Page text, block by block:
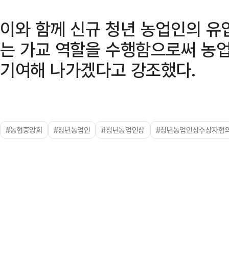
이와 함께 신규 청년 농업인의
는 가교 역할을 수행함으로써 농
기여해 나가겠다고 강조했다.
#농협중앙회 #청년농업인 #청년농업인상 #청년농업인상수상자협